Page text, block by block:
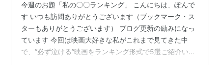
今週のお題「私の〇〇ランキング」 こんにちは、ぽんで
す いつも訪問ありがとうございます（ブックマーク・ス
ターもありがとうございます） ブログ更新の励みになっ
ています 今回は映画大好きな私がこれまで見てきた中
で、”必ず泣ける”映画をランキング形式で5選ご紹介いた